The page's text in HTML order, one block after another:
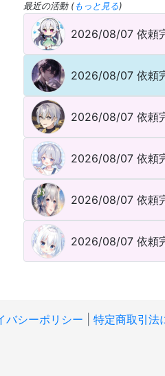
最近の活動 ( もっと見る)
2026/08/07 依頼
2026/08/07 依頼
2026/08/07 依頼
2026/08/07 依頼
2026/08/07 依頼
2026/08/07 依頼
バシーポリシー 特定商取引法